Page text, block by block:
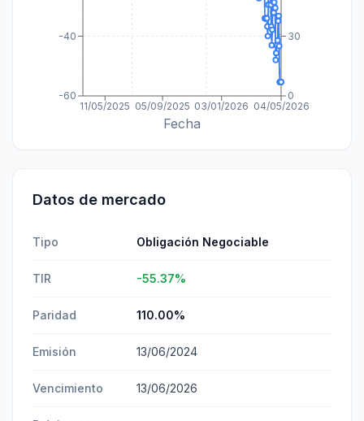
11/05/2025 05/09/2025 03/01/2026 04/05/2026
Fecha
-60
-40
0
30
Datos de mercado
Tipo Obligación Negociable
TIR -55.37%
Paridad 110.00%
Emisión 13/06/2024
Vencimiento 13/06/2026